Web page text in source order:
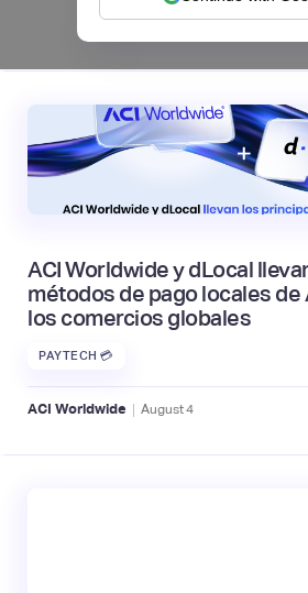
August6
ACI Worldwide y dLocal
métodos de pago locales de
los comercios globales
PAYTECH 💳
ACI Worldwide | August4